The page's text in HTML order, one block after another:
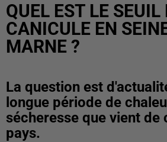
QUEL EST LE SEUIL
CANICULE EN
MARNE ?
La question est
longue période de
sécheresse que vient de
pays.